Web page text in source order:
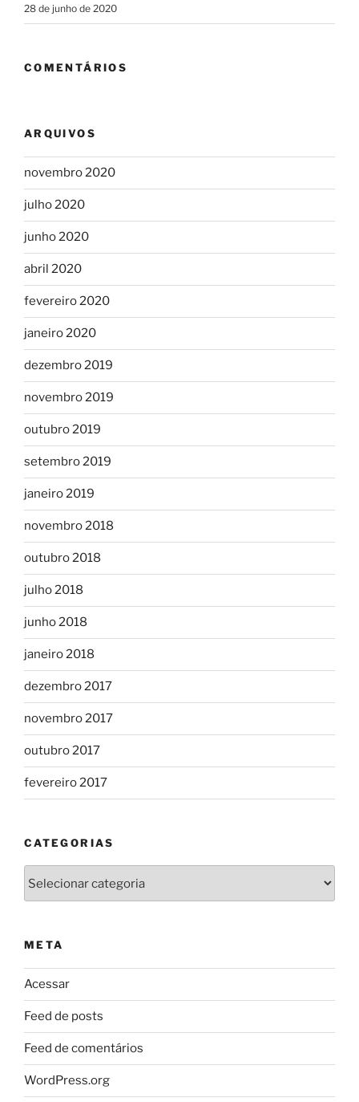
28 de junho de 2020
COMENTÁRIOS
ARQUIVOS
novembro 2020
julho 2020
junho 2020
abril 2020
fevereiro 2020
janeiro 2020
dezembro 2019
novembro 2019
outubro 2019
setembro 2019
janeiro 2019
novembro 2018
outubro 2018
julho 2018
junho 2018
janeiro 2018
dezembro 2017
novembro 2017
outubro 2017
fevereiro 2017
CATEGORIAS
META
Acessar
Feed de posts
Feed de comentários
WordPress.org